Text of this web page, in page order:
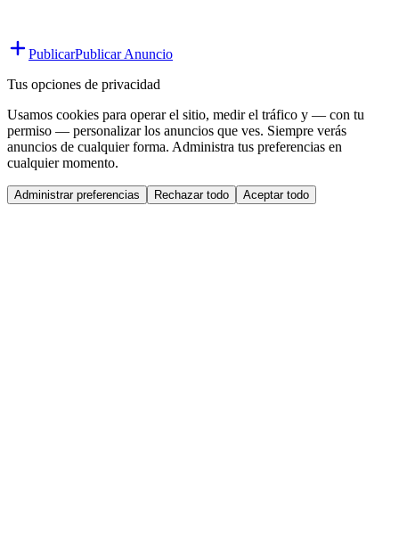
PublicarPublicar Anuncio
Tus opciones de privacidad
Usamos cookies para operar el sitio, medir el tráfico y — con tu
permiso — personalizar los anuncios que ves. Siempre verás
anuncios de cualquier forma. Administra tus preferencias en
cualquier momento.
Administrar preferencias Rechazar todo Aceptar todo